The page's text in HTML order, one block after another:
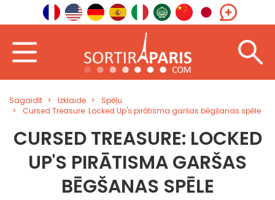
Sagaidīt Izklaide
Spēļu
Cursed Treasure: Locked Up's pirātisma garšas bēgšanas spēle
CURSED TREASURE: LOCKED
UP'S PIRĀTISMA GARŠAS
BĒGŠANAS SPĒLE